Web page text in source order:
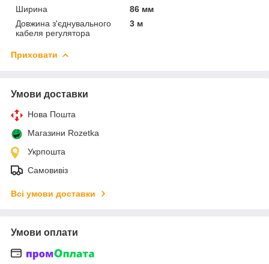
Ширина
86 мм
Довжина з'єднувального
кабеля регулятора
3 м
Приховати
Умови доставки
Нова Пошта
Магазини Rozetka
Укрпошта
Самовивіз
Всі умови доставки
Умови оплати